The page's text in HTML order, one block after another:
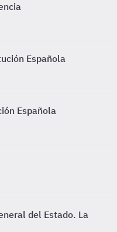
Española
Española
del Estado. La